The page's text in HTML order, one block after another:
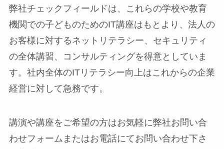
弊社チェックフィールドは、これらの学校や教育
機関での子どものためのIT講座はもとより、法人の
お客様に対するネットリテラシー、セキュリティ
の全体講習、コンサルティングを得意としていま
す。社内全体のITリテラシー向上はこれからの企業
経営に対して急務です。
講演や講座をご希望の方はお気軽に弊社お問い合
わせフォームまたはお電話にてお問い合わせ下さ